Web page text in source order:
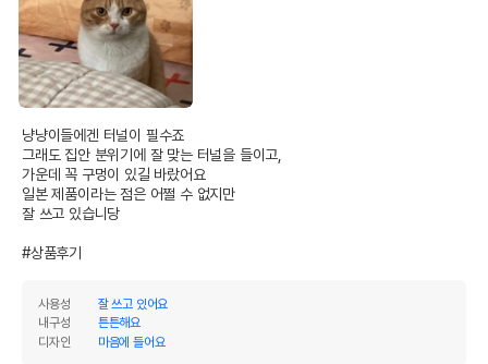
냥냥이들에겐 터널이 필수죠
그래도 집안 분위기에 잘 맞는 터널을 들이고,
가운데 꼭 구멍이 있길 바랐어요
일본 제품이라는 점은 어쩔 수 없지만
잘 쓰고 있습니당
#상품후기
사용성
잘 쓰고 있어요
내구성
튼튼해요
디자인
마음에 들어요